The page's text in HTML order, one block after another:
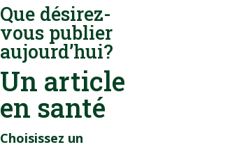
Que désirez-
vous publier
aujourd’hui?
Un article
en santé
Choisissez un